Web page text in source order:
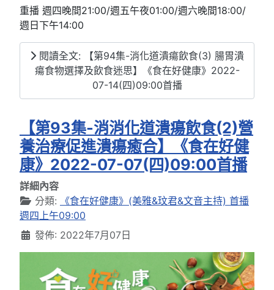
重播 週四晚間21:00/週五午夜01:00/週六晚間18:00/
週日下午14:00
閱讀全文: 【第94集-消化道潰瘍飲食(3) 腸胃潰
瘍食物選擇及飲食迷思】《食在好健康》2022-
07-14(四)09:00首播
【第93集-消消化道潰瘍飲食(2)營
養治療促進潰瘍癒合】《食在好健
康》2022-07-07(四)09:00首播
詳細內容
分類:
《食在好健康》(美雅&玟君&文音主持) 首播
週四上午09:00
發佈: 2022年7月07日